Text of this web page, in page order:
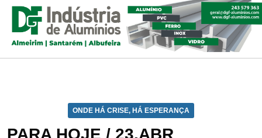
ONDE HÁ CRISE, HÁ ESPERANÇA
PARA HOJE / 23.ABR